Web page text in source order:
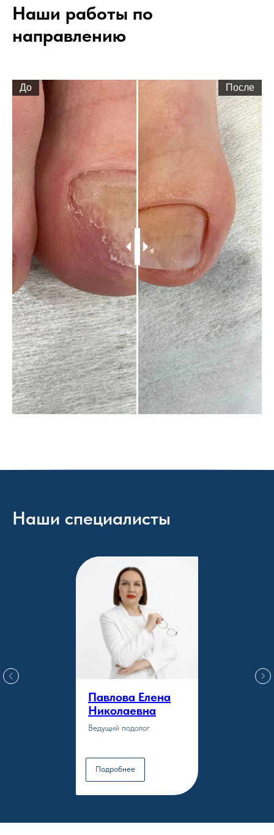
Наши работы по
направлению
До После
Наши специалисты
Павлова Елена
Николаевна
Ведущий подолог
Подробнее